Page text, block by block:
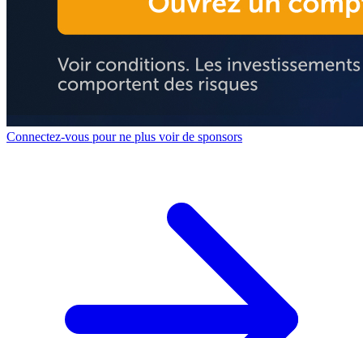
Connectez-vous pour ne plus voir de sponsors